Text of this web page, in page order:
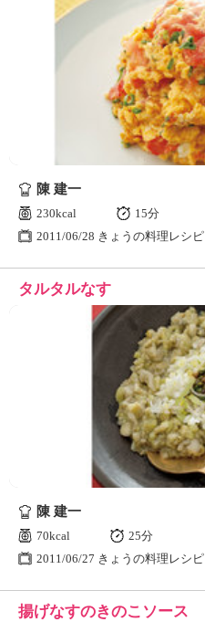
陳 建一
230kcal
15分
2011/06/28 きょうの料理レシピ
タルタルなす
陳 建一
70kcal
25分
2011/06/27 きょうの料理レシピ
揚げなすのきのこソース